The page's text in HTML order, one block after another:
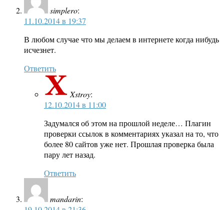
simplero:
11.10.2014 в 19:37
В любом случае что мы делаем в интернете когда нибудь
исчезнет.
Ответить
Xstroy:
12.10.2014 в 11:00
Задумался об этом на прошлой неделе… Плагин
проверки ссылок в комментариях указал на то, что
более 80 сайтов уже нет. Прошлая проверка была
пару лет назад.
Ответить
mandarin: